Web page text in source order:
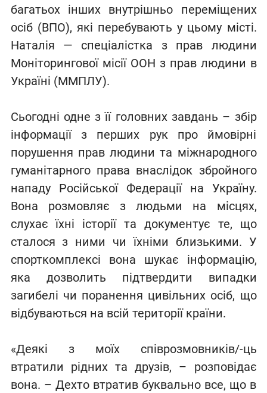
багатьох інших внутрішньо переміщених
осіб (ВПО), які перебувають у цьому місті.
Наталія — спеціалістка з прав людини
Моніторингової місії ООН з прав людини в
Україні (ММПЛУ).
Сьогодні одне з її головних завдань – збір
інформації з перших рук про ймовірні
порушення прав людини та міжнародного
гуманітарного права внаслідок збройного
нападу Російської Федерації на Україну.
Вона розмовляє з людьми на місцях,
слухає їхні історії та документує те, що
сталося з ними чи їхніми близькими. У
спорткомплексі вона шукає інформацію,
яка дозволить підтвердити випадки
загибелі чи поранення цивільних осіб, що
відбуваються на всій території країни.
«Деякі з моїх співрозмовників/-ць
втратили рідних та друзів, – розповідає
вона. – Дехто втратив буквально все, що в